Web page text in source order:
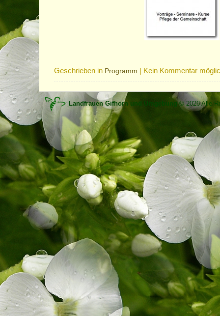
Geschrieben in Programm | Kein Kommentar
Landfrauen Gifhorn und Umgebung© 2026 Alle